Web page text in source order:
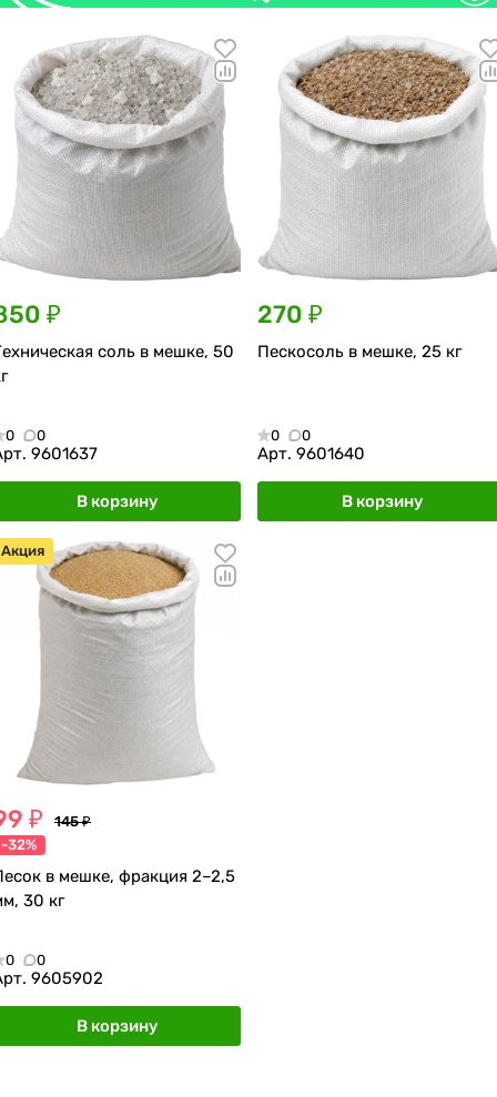
₽
соль в мешке, 50
0 0
9601637
В корзину
270 ₽
Пескосоль в мешке, 25 кг
0 0
Арт. 9601640
В корзину
Акция
₽
145 ₽
-32%
в мешке, фракция 2–2,5
30 кг
0 0
9605902
В корзину